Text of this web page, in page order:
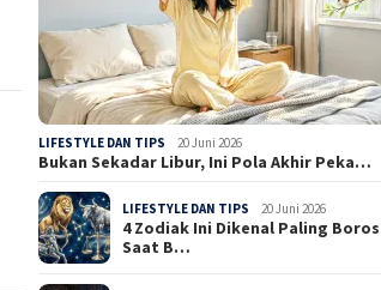
LIFESTYLE DAN TIPS 20 Juni 2026
Bukan Sekadar Libur, Ini Pola Akhir Peka…
LIFESTYLE DAN TIPS 20 Juni 2026
4 Zodiak Ini Dikenal Paling Boros
Saat B…